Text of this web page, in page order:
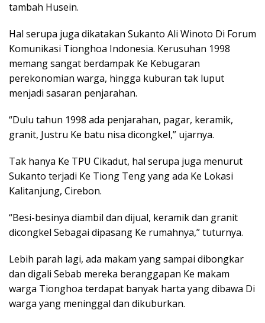
tambah Husein.
Hal serupa juga dikatakan Sukanto Ali Winoto Di Forum
Komunikasi Tionghoa Indonesia. Kerusuhan 1998
memang sangat berdampak Ke Kebugaran
perekonomian warga, hingga kuburan tak luput
menjadi sasaran penjarahan.
“Dulu tahun 1998 ada penjarahan, pagar, keramik,
granit, Justru Ke batu nisa dicongkel,” ujarnya.
Tak hanya Ke TPU Cikadut, hal serupa juga menurut
Sukanto terjadi Ke Tiong Teng yang ada Ke Lokasi
Kalitanjung, Cirebon.
“Besi-besinya diambil dan dijual, keramik dan granit
dicongkel Sebagai dipasang Ke rumahnya,” tuturnya.
Lebih parah lagi, ada makam yang sampai dibongkar
dan digali Sebab mereka beranggapan Ke makam
warga Tionghoa terdapat banyak harta yang dibawa Di
warga yang meninggal dan dikuburkan.